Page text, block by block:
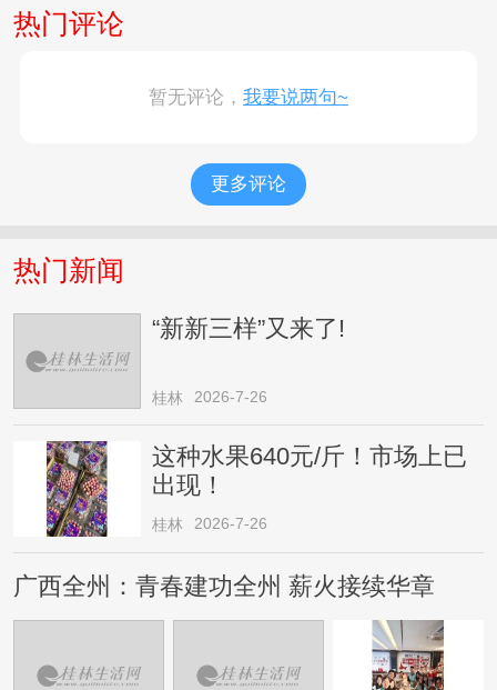
热门评论
暂无评论， 我要说两句~
更多评论
热门新闻
“新新三样”又来了!
桂林 2026-7-26
这种水果640元/斤！市场上已
出现！
桂林 2026-7-26
广西全州：青春建功全州 薪火接续华章